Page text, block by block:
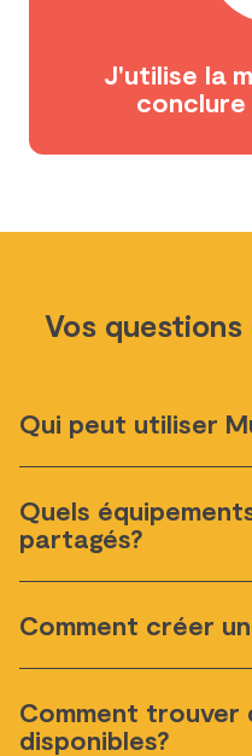
J'utilise la
Vos questions
Qui peut utiliser
Quels
partagés?
Comment créer
Comment trouver
disponibles?